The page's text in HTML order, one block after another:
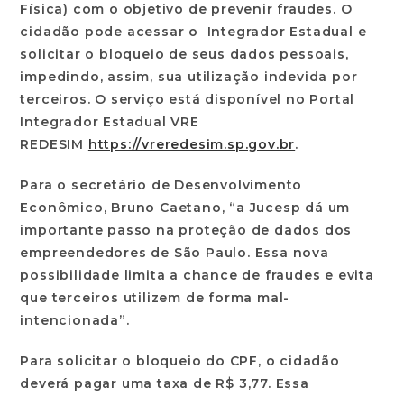
Física) com o objetivo de prevenir fraudes. O
cidadão pode acessar o Integrador Estadual e
solicitar o bloqueio de seus dados pessoais,
impedindo, assim, sua utilização indevida por
terceiros. O serviço está disponível no Portal
Integrador Estadual VRE
REDESIM https://vreredesim.sp.gov.br.
Para o secretário de Desenvolvimento
Econômico, Bruno Caetano, “a Jucesp dá um
importante passo na proteção de dados dos
empreendedores de São Paulo. Essa nova
possibilidade limita a chance de fraudes e evita
que terceiros utilizem de forma mal-
intencionada”.
Para solicitar o bloqueio do CPF, o cidadão
deverá pagar uma taxa de R$ 3,77. Essa